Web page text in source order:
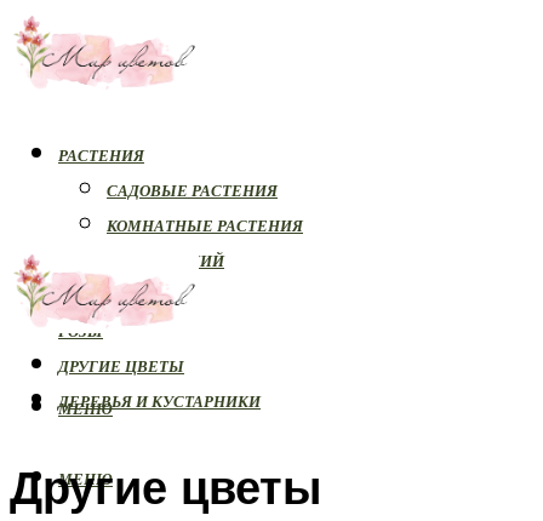
РАСТЕНИЯ
САДОВЫЕ РАСТЕНИЯ
КОМНАТНЫЕ РАСТЕНИЯ
БОЛЕЗНИ РАСТЕНИЙ
ОРХИДЕИ
РОЗЫ
ДРУГИЕ ЦВЕТЫ
ДЕРЕВЬЯ И КУСТАРНИКИ
МЕНЮ
МЕНЮ
Другие цветы